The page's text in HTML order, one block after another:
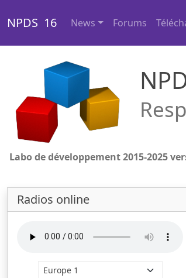
NPDS 16 News Forums
Labo de développement 2015-2025
Radios online